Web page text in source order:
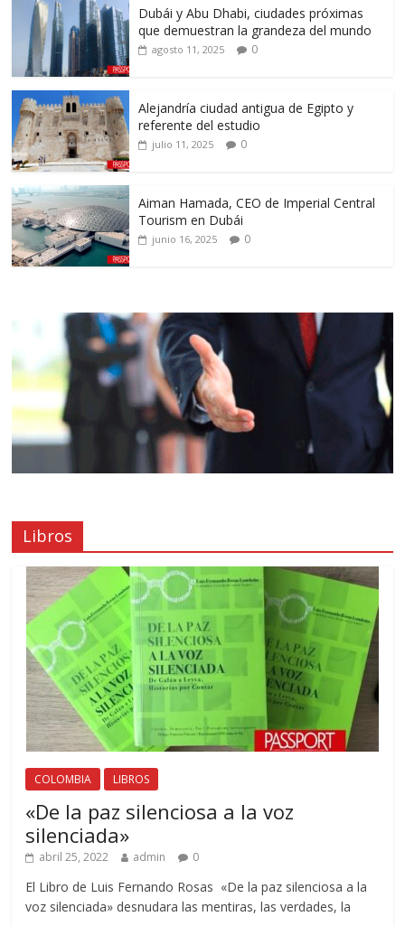
Dubái y Abu Dhabi, ciudades próximas
que demuestran la grandeza del mundo
agosto 11, 2025 0
Alejandría ciudad antigua de Egipto y
referente del estudio
julio 11, 2025 0
Aiman Hamada, CEO de Imperial Central
Tourism en Dubái
junio 16, 2025 0
Libros
COLOMBIA LIBROS
«De la paz silenciosa a la voz
silenciada»
abril 25, 2022 admin 0
El Libro de Luis Fernando Rosas «De la paz silenciosa a la
voz silenciada» desnudara las mentiras, las verdades, la